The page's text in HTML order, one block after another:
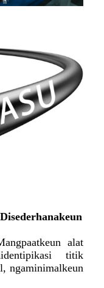
alat
titik
ngaminimalkeun